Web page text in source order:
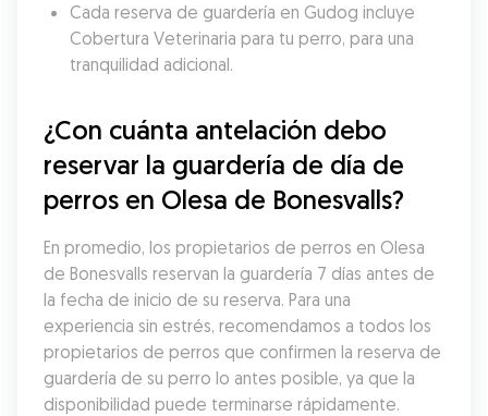
Cada reserva de guardería en Gudog incluye
Cobertura Veterinaria para tu perro, para una
tranquilidad adicional.
¿Con cuánta antelación debo
reservar la guardería de día de
perros en Olesa de Bonesvalls?
En promedio, los propietarios de perros en Olesa
de Bonesvalls reservan la guardería 7 días antes de
la fecha de inicio de su reserva. Para una
experiencia sin estrés, recomendamos a todos los
propietarios de perros que confirmen la reserva de
guardería de su perro lo antes posible, ya que la
disponibilidad puede terminarse rápidamente.